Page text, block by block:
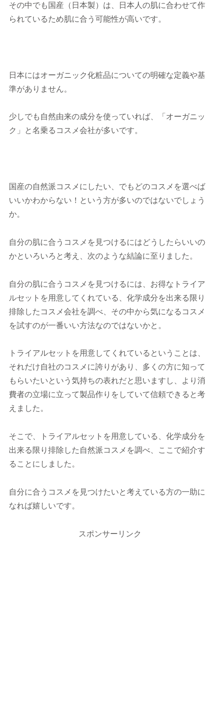
その中でも国産（日本製）は、日本人の肌に合わせて作
られているため肌に合う可能性が高いです。
日本にはオーガニック化粧品についての明確な定義や基
準がありません。
少しでも自然由来の成分を使っていれば、「オーガニッ
ク」と名乗るコスメ会社が多いです。
国産の自然派コスメにしたい、でもどのコスメを選べば
いいかわからない！という方が多いのではないでしょう
か。
自分の肌に合うコスメを見つけるにはどうしたらいいの
かといろいろと考え、次のような結論に至りました。
自分の肌に合うコスメを見つけるには、お得なトライア
ルセットを用意してくれている、化学成分を出来る限り
排除したコスメ会社を調べ、その中から気になるコスメ
を試すのが一番いい方法なのではないかと。
トライアルセットを用意してくれているということは、
それだけ自社のコスメに誇りがあり、多くの方に知って
もらいたいという気持ちの表れだと思いますし、より消
費者の立場に立って製品作りをしていて信頼できると考
えました。
そこで、トライアルセットを用意している、化学成分を
出来る限り排除した自然派コスメを調べ、ここで紹介す
ることにしました。
自分に合うコスメを見つけたいと考えている方の一助に
なれば嬉しいです。
スポンサーリンク